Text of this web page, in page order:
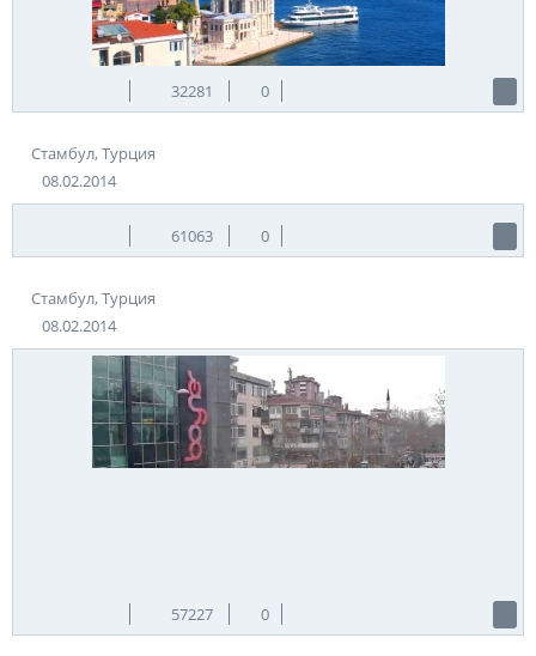
32281 0
Стамбул, Турция
08.02.2014
61063 0
Стамбул, Турция
08.02.2014
57227 0